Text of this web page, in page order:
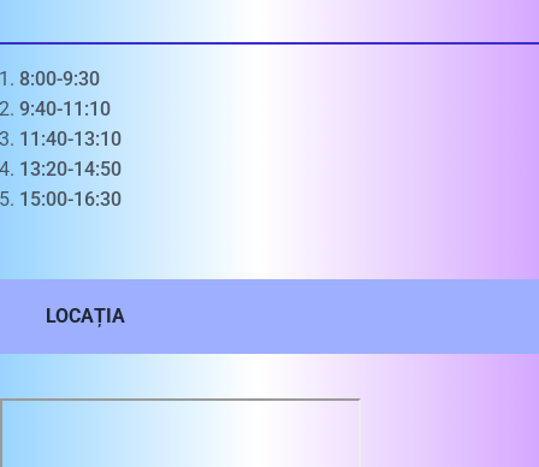
8:00-9:30
9:40-11:10
11:40-13:10
13:20-14:50
15:00-16:30
LOCAȚIA